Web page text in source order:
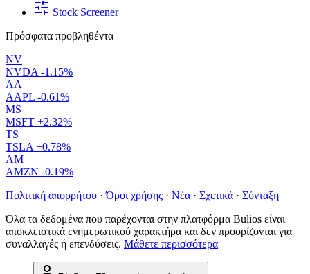
Stock Screener
Πρόσφατα προβληθέντα
NV
NVDA -1.15%
AA
AAPL -0.61%
MS
MSFT +2.32%
TS
TSLA +0.78%
AM
AMZN -0.19%
Πολιτική απορρήτου · Όροι χρήσης · Νέα · Σχετικά · Σύνταξη
Όλα τα δεδομένα που παρέχονται στην πλατφόρμα Bulios είναι
αποκλειστικά ενημερωτικού χαρακτήρα και δεν προορίζονται για
συναλλαγές ή επενδύσεις. Μάθετε περισσότερα